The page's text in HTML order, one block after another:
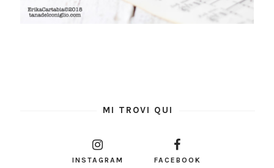
MI TROVI QUI
INSTAGRAM FACEBOOK